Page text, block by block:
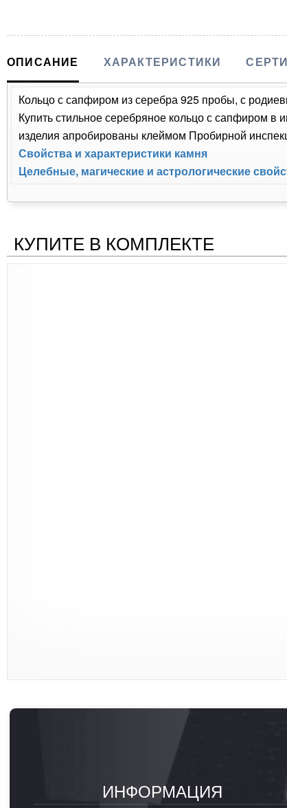
ОПИСАНИЕ ХАРАКТЕРИСТИКИ
Кольцо с сапфиром из серебра 925 пробы, с
Купить стильное серебряное кольцо с сапфиром
изделия апробированы клеймом Пробирной
Свойства и характеристики камня
Целебные, магические и астрологические
КУПИТЕ В КОМПЛЕКТЕ
ИНФОРМАЦИЯ